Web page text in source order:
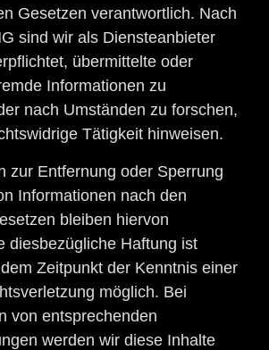
Gesetzen verantwortlich. Nach
sind wir als Diensteanbieter
übermittelte oder
Informationen zu
nach Umständen zu forschen,
Tätigkeit hinweisen.
zur Entfernung oder Sperrung
Informationen nach den
bleiben hiervon
diesbezügliche Haftung ist
Zeitpunkt der Kenntnis einer
möglich. Bei
von entsprechenden
werden wir diese Inhalte